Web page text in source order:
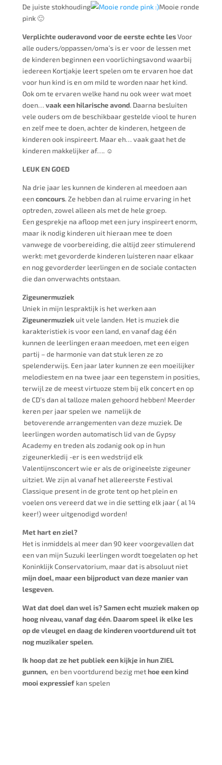
De juiste stokhouding
Mooie ronde
pink 🙂
Verplichte ouderavond voor de eerste echte lesVoor
alle ouders/oppassen/oma’s is er voor de lessen met
de kinderen beginnen een voorlichingsavond waarbij
iedereen Kortjakje leert spelen om te ervaren hoe dat
voor hun kind is en om mild te worden naar het kind.
Ook om te ervaren welke hand nu ook weer wat moet
doen… vaak een hilarische avond. Daarna besluiten
vele ouders om de beschikbaar gestelde viool te huren
en zelf mee te doen, achter de kinderen, hetgeen de
kinderen ook inspireert. Maar eh… vaak gaat het de
kinderen makkelijker af…. ☺
LEUK EN GOED
Na drie jaar les kunnen de kinderen al meedoen aan
eenconcours. Ze hebben dan al ruime ervaring in het
optreden, zowel alleen als met de hele groep.
Een gesprekje na afloop met een jury inspireert enorm,
maar ik nodig kinderen uit hieraan mee te doen
vanwege de voorbereiding, die altijd zeer stimulerend
werkt: met gevorderde kinderen luisteren naar elkaar
en nog gevorderder leerlingen en de sociale contacten
die dan onverwachts ontstaan.
Zigeunermuziek
Uniek in mijn lespraktijk is het werken aan
Zigeunermuziek uit vele landen. Het is muziek die
karakteristiek is voor een land, en vanaf dag één
kunnen de leerlingen eraan meedoen, met een eigen
partij – de harmonie van dat stuk leren ze zo
spelenderwijs. Een jaar later kunnen ze een moeilijker
melodiestem en na twee jaar een tegenstem in posities,
terwijl ze de meest virtuoze stem bij elk concert en op
de CD’s dan al talloze malen gehoord hebben! Meerder
keren per jaar spelen we namelijk de
betoverende arrangementen van deze muziek. De
leerlingen worden automatisch lid van de Gypsy
Academy en treden als zodanig ook op in hun
zigeunerkledij -er is een wedstrijd elk
Valentijnsconcert wie er als de origineelste zigeuner
uitziet. We zijn al vanaf het allereerste Festival
Classique present in de grote tent op het plein en
voelen ons vereerd dat we in die setting elk jaar ( al 14
keer!) weer uitgenodigd worden!
Met hart en ziel?
Het is inmiddels al meer dan 90 keer voorgevallen dat
een van mijn Suzuki leerlingen wordt toegelaten op het
Koninklijk Conservatorium, maar dat is absoluut niet
mijn doel, maar een bijproduct van deze manier van
lesgeven.
Wat dat doel dan wel is? Samen echt muziek maken op
hoog niveau, vanaf dag één. Daarom speel ik elke les
op de vleugel en daag de kinderen voortdurend uit tot
nog muzikaler spelen.
Ik hoop dat ze het publiek een kijkje in hun ZIEL
gunnen, en ben voortdurend bezig methoe een kind
mooi expressief kan spelen